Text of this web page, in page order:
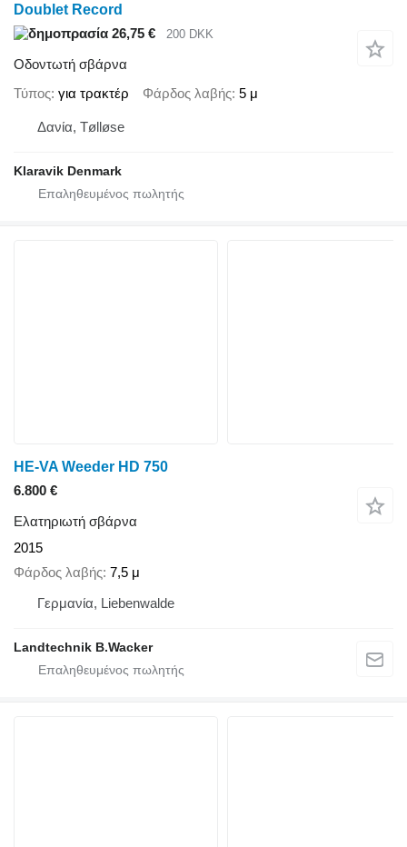
Doublet Record
26,75 €
200 DKK
Οδοντωτή σβάρνα
Τύπος για τρακτέρ Φάρδος λαβής 5 μ
Δανία, Tølløse
Klaravik Denmark
HE-VA Weeder HD 750
6.800 €
Ελατηριωτή σβάρνα
2015
Φάρδος λαβής 7,5 μ
Γερμανία, Liebenwalde
Landtechnik B.Wacker